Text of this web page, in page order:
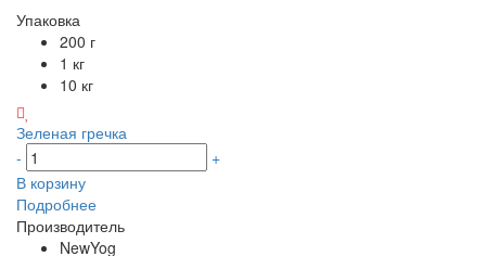
Упаковка
200 г
1 кг
10 кг
Зеленая гречка
-
+
В корзину
Подробнее
Производитель
NewYog